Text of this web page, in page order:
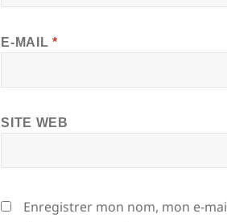
E-MAIL *
SITE WEB
Enregistrer mon nom, mon e-